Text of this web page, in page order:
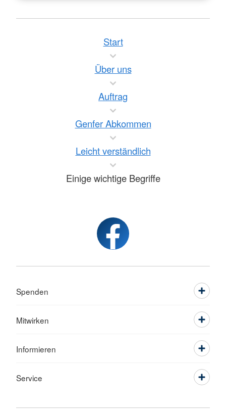
Start
Über uns
Auftrag
Genfer Abkommen
Leicht verständlich
Einige wichtige Begriffe
Spenden
Mitwirken
Informieren
Service